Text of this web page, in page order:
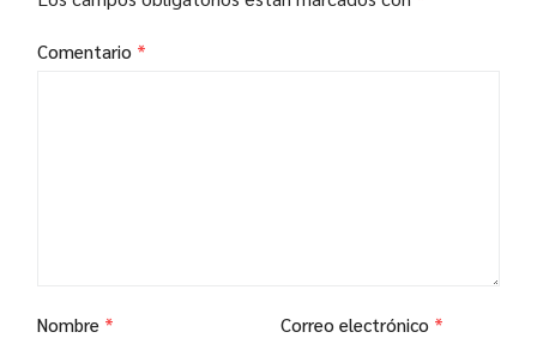
Comentario *
Nombre * Correo electrónico *